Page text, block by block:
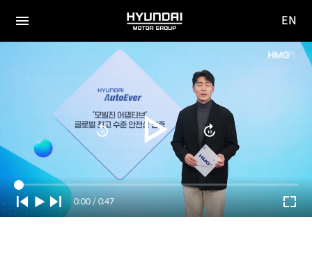
전체
HYUNDAI
MOTOR
GROUP
사이
EN
Current
Time
0:00 / Duration
0:47